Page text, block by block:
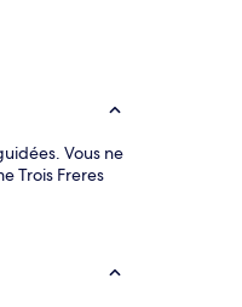
Vous ne
Trois Freres